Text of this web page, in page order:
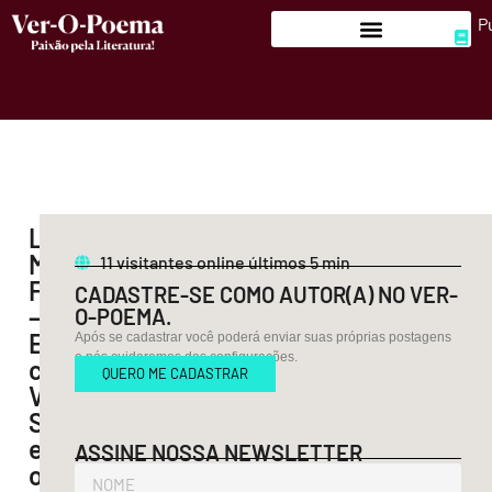
Luíza
Mendes
Furia
—
Esculpir
conchas,
Verão,
Saudade
e
outros
11visitantes online últimos 5 min
CADASTRE-SE COMO AUTOR(A) NO VER-
O-POEMA.
Após se cadastrar você poderá enviar suas próprias postagens
e nós cuidaremos das configurações.
QUERO ME CADASTRAR
ASSINE NOSSA NEWSLETTER